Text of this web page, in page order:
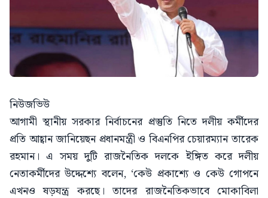
নিউজভিউ
আগামী স্থানীয় সরকার নির্বাচনের প্রস্তুতি নিতে দলীয় কর্মীদের
প্রতি আহ্বান জানিয়েছন প্রধানমন্ত্রী ও বিএনপির চেয়ারম্যান তারেক
রহমান। এ সময় দুটি রাজনৈতিক দলকে ইঙ্গিত করে দলীয়
নেতাকর্মীদের উদ্দেশ্যে বলেন, ‘কেউ প্রকাশ্যে ও কেউ গোপনে
এখনও ষড়যন্ত্র করছে। তাদের রাজনৈতিকভাবে মোকাবিলা